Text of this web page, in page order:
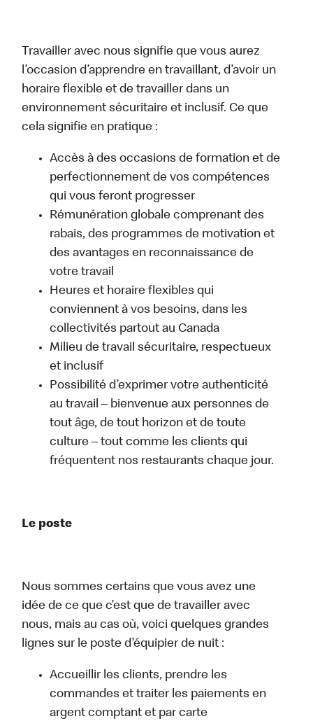
Travailler avec nous signifie que vous aurez
l’occasion d’apprendre en travaillant, d’avoir un
horaire flexible et de travailler dans un
environnement sécuritaire et inclusif. Ce que
cela signifie en pratique :
Accès à des occasions de formation et de
perfectionnement de vos compétences
qui vous feront progresser
Rémunération globale comprenant des
rabais, des programmes de motivation et
des avantages en reconnaissance de
votre travail
Heures et horaire flexibles qui
conviennent à vos besoins, dans les
collectivités partout au Canada
Milieu de travail sécuritaire, respectueux
et inclusif
Possibilité d’exprimer votre authenticité
au travail – bienvenue aux personnes de
tout âge, de tout horizon et de toute
culture – tout comme les clients qui
fréquentent nos restaurants chaque jour.
Le poste
Nous sommes certains que vous avez une
idée de ce que c’est que de travailler avec
nous, mais au cas où, voici quelques grandes
lignes sur le poste d’équipier de nuit :
Accueillir les clients, prendre les
commandes et traiter les paiements en
argent comptant et par carte